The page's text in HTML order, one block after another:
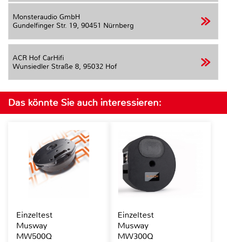
Monsteraudio GmbH
Gundelfinger Str. 19, 90451 Nürnberg
ACR Hof CarHifi
Wunsiedler Straße 8, 95032 Hof
Das könnte Sie auch interessieren:
Einzeltest
Musway
MW500Q
Einzeltest
Musway
MW300Q